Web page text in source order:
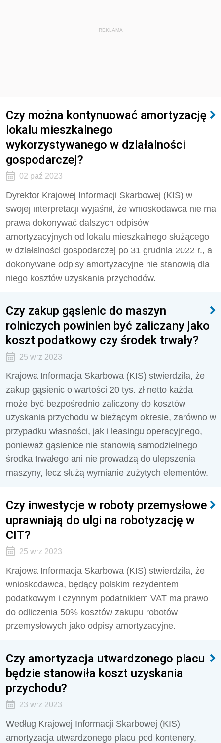
REKLAMA
Czy można kontynuować amortyzację
lokalu mieszkalnego
wykorzystywanego w działalności
gospodarczej?
02 paź 2023
Dyrektor Krajowej Informacji Skarbowej (KIS) w
swojej interpretacji wyjaśnił, że wnioskodawca nie ma
prawa dokonywać dalszych odpisów
amortyzacyjnych od lokalu mieszkalnego służącego
w działalności gospodarczej po 31 grudnia 2022 r., a
dokonywane odpisy amortyzacyjne nie stanowią dla
niego kosztów uzyskania przychodów.
Czy zakup gąsienic do maszyn
rolniczych powinien być zaliczany jako
koszt podatkowy czy środek trwały?
25 wrz 2023
Krajowa Informacja Skarbowa (KIS) stwierdziła, że
zakup gąsienic o wartości 20 tys. zł netto każda
może być bezpośrednio zaliczony do kosztów
uzyskania przychodu w bieżącym okresie, zarówno w
przypadku własności, jak i leasingu operacyjnego,
ponieważ gąsienice nie stanowią samodzielnego
środka trwałego ani nie prowadzą do ulepszenia
maszyny, lecz służą wymianie zużytych elementów.
Czy inwestycje w roboty przemysłowe
uprawniają do ulgi na robotyzację w
CIT?
25 wrz 2023
Krajowa Informacja Skarbowa (KIS) stwierdziła, że
wnioskodawca, będący polskim rezydentem
podatkowym i czynnym podatnikiem VAT ma prawo
do odliczenia 50% kosztów zakupu robotów
przemysłowych jako odpisy amortyzacyjne.
Czy amortyzacja utwardzonego placu
będzie stanowiła koszt uzyskania
przychodu?
23 wrz 2023
Według Krajowej Informacji Skarbowej (KIS)
amortyzacja utwardzonego placu pod kontenery,